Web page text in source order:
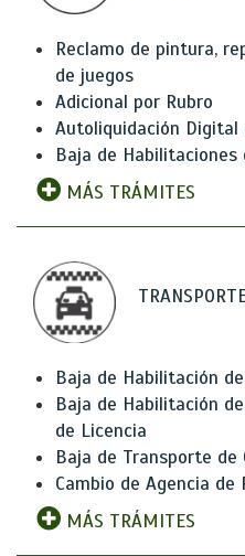
Reclamo de pintura,
de juegos
Adicional por Rubro
Autoliquidación Digital
Baja de Habilitaciones
MÁS TRÁMITES
Baja de Habilitación
Baja de Habilitación
de Licencia
Baja de Transporte de
Cambio de Agencia de
MÁS TRÁMITES